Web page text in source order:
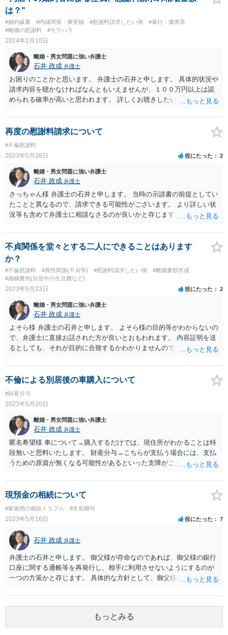
は？"
#婚約破棄 #内縁関係・事実婚 #慰謝料請求したい側
#暴行・傷害罪
#離婚の慰謝料
#モラハラ
2024年2月10日
離婚・男女問題に強い弁護士
石井 政成 弁護士
お困りのことかと思います。 弁護士の石井と申します。 具体的状況や
請求内容を聴かなければなんともいえませんが、１００万円以上は認
められる確率が高いと思われます。 詳しくお聴きしたい場合には、別
再度の慰謝料請求について
#不倫慰謝料
2023年5月28日 役にたった 2
離婚・男女問題に強い弁護士
石井 政成 弁護士
さっちゃん様 弁護士の石井と申します。 当時の示談書の前提としてい
たことと異なるので、請求できる可能性がございます。 より詳しい状
況等も含めて弁護士に相談なさるのが良いかと存じます。 ご参考にな
不貞関係を堂々とする二人にできることはあります
か？
#不倫慰謝料 #異性関係(不貞等) #慰謝料請求したい側
#離婚書類作成
#婚姻費用(別居中の生活費など)
2023年5月23日 役にたった 2
離婚・男女問題に強い弁護士
石井 政成 弁護士
よそら様 弁護士の石井と申します。 よそら様の目的等がわからないの
で、弁護士に直接お話された方が良いとおもわれます。 内容証明を送
るとしても、それが目的に合致するかわかりませんので。 ご参考にな
不倫による別居後の車購入について
#財産分与
2023年5月20日
離婚・男女問題に強い弁護士
石井 政成 弁護士
匿名希望様 車について→購入するだけでは、現住所がわかることは特
段無いと思料いたします。 財産分与→こちらが支払う場合には、支払
うための原資が無くなる可能性があるといった支障がございます。 ご
現預金の相続について
#家族間の相続トラブル #生前贈与
2023年5月16日 役にたった 7
石井 政成 弁護士
弁護士の石井と申します。 御父様が存命なのであれば、御父様の銀行
口座に関する通帳等を再発行し、相手に利用させないようにするのが
一つの方策かと存じます。 具体的な方針として、御父様の状況等を知
します。 ご参考になれば幸いです。
もっとみる